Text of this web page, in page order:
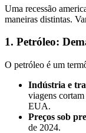
Uma recessão
maneiras distintas.
1. Petróleo:
O petróleo é um
Indústria e
viagens
EUA.
Preços sob
de 2024.